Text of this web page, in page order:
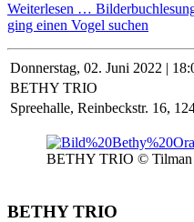
Weiterlesen …
ging einen Vogel suchen
Donnerstag, 02. Juni 2022 |
BETHY TRIO
Spreehalle, Reinbeckstr. 16,
BETHY TRIO © Tilman
BETHY TRIO